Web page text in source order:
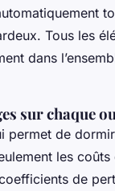
Tous les
dans
sur chaque
permet de
les
de